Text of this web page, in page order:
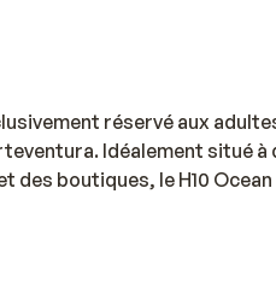
réservé aux
Idéalement situé à
boutiques, le H10
au design moderne,
servi